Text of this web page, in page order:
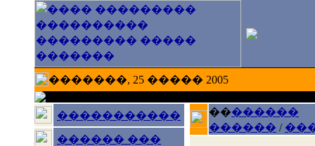
�������, 25 ����� 2005
�����������
������ ���
��������
������ /